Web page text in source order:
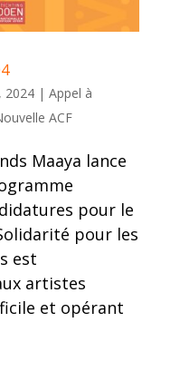
2024| Appel à
ACF
Maaya lance
pour le
pour les
est
artistes
et opérant